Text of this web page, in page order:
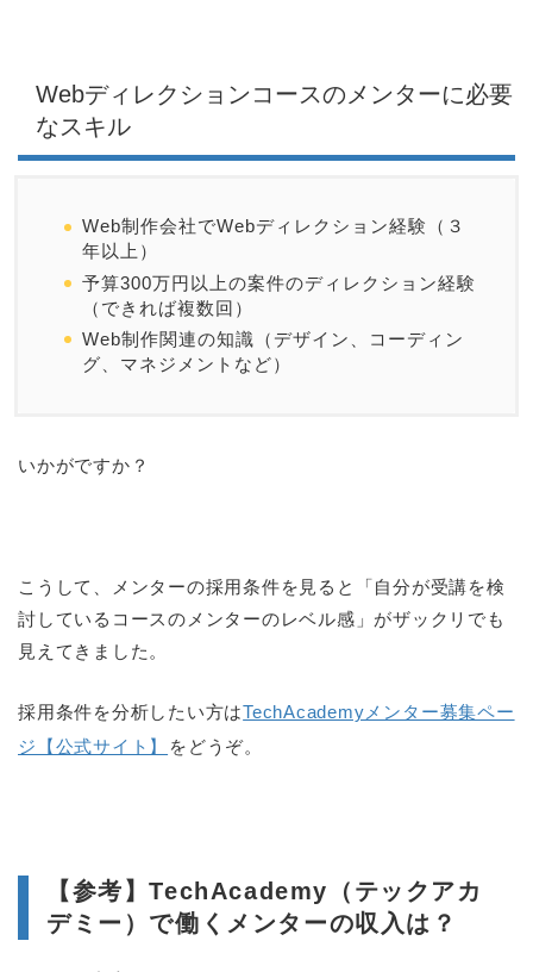
Webディレクションコースのメンターに必要
なスキル
Web制作会社でWebディレクション経験（３
年以上）
予算300万円以上の案件のディレクション経験
（できれば複数回）
Web制作関連の知識（デザイン、コーディン
グ、マネジメントなど）
いかがですか？
こうして、メンターの採用条件を見ると「自分が受講を検
討しているコースのメンターのレベル感」がザックリでも
見えてきました。
採用条件を分析したい方はTechAcademyメンター募集ペー
ジ【公式サイト】
をどうぞ。
【参考】TechAcademy（テックアカ
デミー）で働くメンターの収入は？